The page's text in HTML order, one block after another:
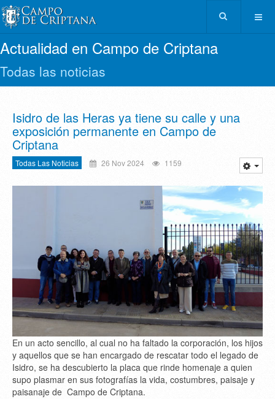
Actualidad en Campo de Criptana
Todas las noticias
Isidro de las Heras ya tiene su calle y una
exposición permanente en Campo de
Criptana
Todas Las Noticias 26 Nov 2024 1159
En un acto sencillo, al cual no ha faltado la corporación, los hijos
y aquellos que se han encargado de rescatar todo el legado de
Isidro, se ha descubierto la placa que rinde homenaje a quien
supo plasmar en sus fotografías la vida, costumbres, paisaje y
paisanaje de Campo de Criptana.